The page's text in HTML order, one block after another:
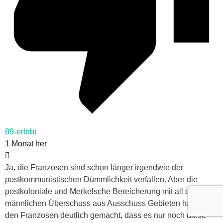
89-erlebt
1 Monat her
Ja, die Franzosen sind schon länger irgendwie der
postkommunistischen Dümmlichkeit verfallen. Aber die
postkoloniale und Merkelsche Bereicherung mit all dem
männlichen Überschuss aus Ausschuss Gebieten hat auch
den Franzosen deutlich gemacht, dass es nur noch diese